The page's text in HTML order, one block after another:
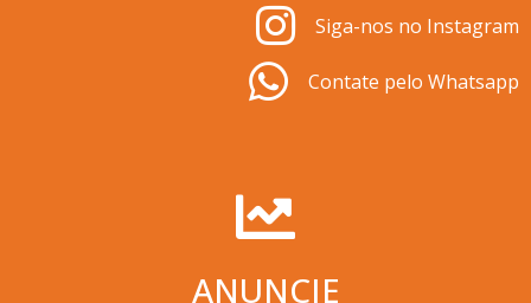
Siga-nos no Instagram
Contate pelo Whatsapp
ANUNCIE